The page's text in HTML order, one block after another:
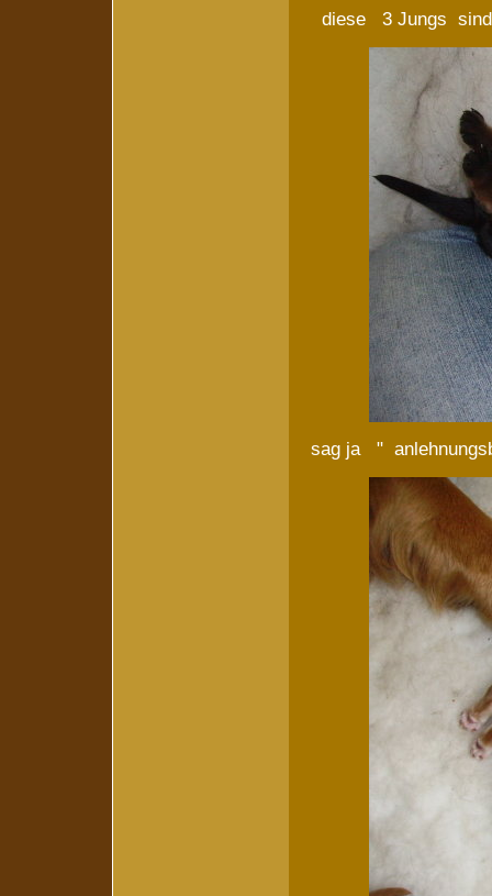
diese 3 Jungs sind
sag ja "